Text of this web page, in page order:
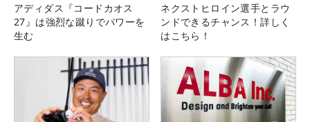
アディダス『コードカオス
27』は強烈な蹴りでパワーを
生む
ネクストヒロイン選手とラウ
ンドできるチャンス！詳しく
はこちら！